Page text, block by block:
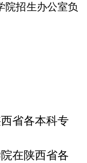
院招生办公室负
省各本科专
在陕西省各